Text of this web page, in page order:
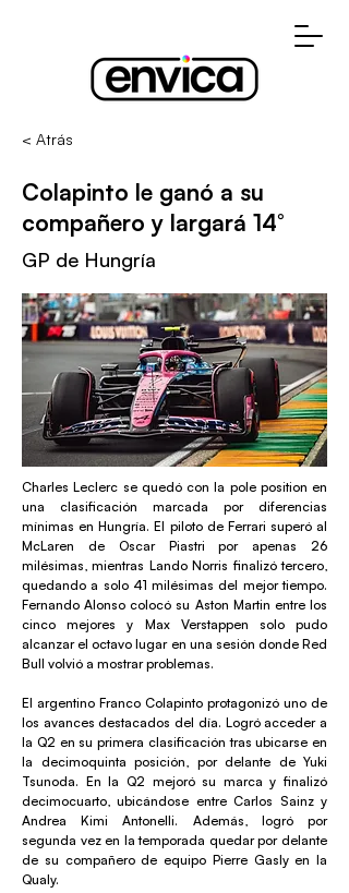
< Atrás
Colapinto le ganó a su
compañero y largará 14°
GP de Hungría
Charles Leclerc se quedó con la pole position en
una clasificación marcada por diferencias
mínimas en Hungría. El piloto de Ferrari superó al
McLaren de Oscar Piastri por apenas 26
milésimas, mientras Lando Norris finalizó tercero,
quedando a solo 41 milésimas del mejor tiempo.
Fernando Alonso colocó su Aston Martin entre los
cinco mejores y Max Verstappen solo pudo
alcanzar el octavo lugar en una sesión donde Red
Bull volvió a mostrar problemas.
El argentino Franco Colapinto protagonizó uno de
los avances destacados del día. Logró acceder a
la Q2 en su primera clasificación tras ubicarse en
la decimoquinta posición, por delante de Yuki
Tsunoda. En la Q2 mejoró su marca y finalizó
decimocuarto, ubicándose entre Carlos Sainz y
Andrea Kimi Antonelli. Además, logró por
segunda vez en la temporada quedar por delante
de su compañero de equipo Pierre Gasly en la
Qualy.